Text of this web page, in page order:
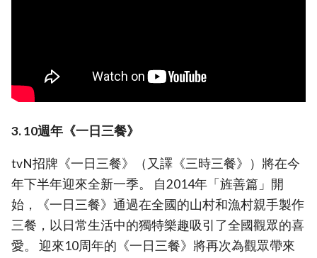
3. 10週年《一日三餐》
tvN招牌《一日三餐》（又譯《三時三餐》）將在今
年下半年迎來全新一季。 自2014年「旌善篇」開
始，《一日三餐》通過在全國的山村和漁村親手製作
三餐，以日常生活中的獨特樂趣吸引了全國觀眾的喜
愛。 迎來10周年的《一日三餐》將再次為觀眾帶來